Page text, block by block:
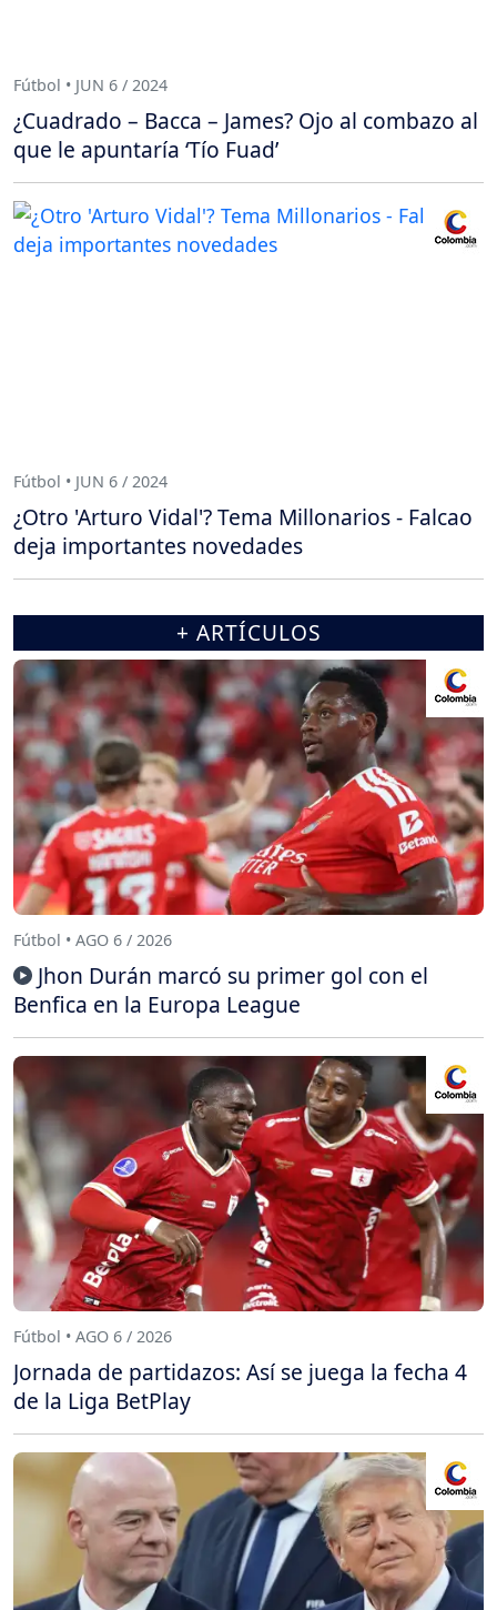
Fútbol • JUN 6 / 2024
¿Cuadrado – Bacca – James? Ojo al combazo al
que le apuntaría ‘Tío Fuad’
Fútbol • JUN 6 / 2024
¿Otro 'Arturo Vidal'? Tema Millonarios - Falcao
deja importantes novedades
+ ARTÍCULOS
Fútbol • AGO 6 / 2026
Jhon Durán marcó su primer gol con el
Benfica en la Europa League
Fútbol • AGO 6 / 2026
Jornada de partidazos: Así se juega la fecha 4
de la Liga BetPlay